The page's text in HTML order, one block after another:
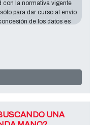
con la normativa vigente
para dar curso al envío
de los datos es
los datos que faltan
sus peticiones. El
de datos para
obtener la información
UNA